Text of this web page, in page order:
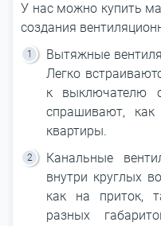
У нас можно купить
создания
Вытяжные
Легко
к выключателю
спрашивают,
квартиры.
Канальные
внутри круглых
как на приток,
разных